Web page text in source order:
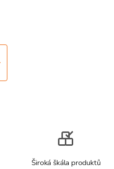
Široká škála produktů